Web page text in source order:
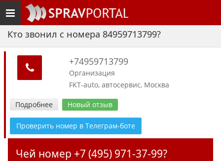
Toggle
navigation
Кто звонил с номера 84959713799?
+74959713799
Организация
FKT-auto, автосервис, Москва
Подробнее Новый отзыв
Проверить номер в Телеграм-боте
Чей номер +7 (495) 971-37-99?